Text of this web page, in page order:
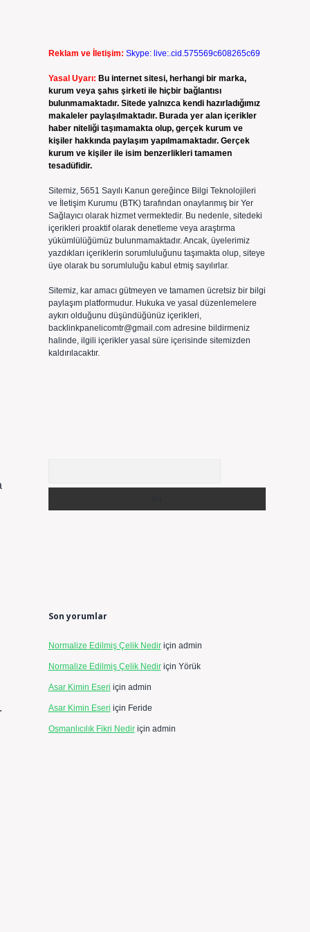
Reklam ve İletişim: Skype: live:.cid.575569c608265c69
Yasal Uyarı: Bu internet sitesi, herhangi bir marka,
kurum veya şahıs şirketi ile hiçbir bağlantısı
bulunmamaktadır. Sitede yalnızca kendi hazırladığımız
makaleler paylaşılmaktadır. Burada yer alan içerikler
haber niteliği taşımamakta olup, gerçek kurum ve
kişiler hakkında paylaşım yapılmamaktadır. Gerçek
kurum ve kişiler ile isim benzerlikleri tamamen
tesadüfidir.
Sitemiz, 5651 Sayılı Kanun gereğince Bilgi Teknolojileri
ve İletişim Kurumu (BTK) tarafından onaylanmış bir Yer
Sağlayıcı olarak hizmet vermektedir. Bu nedenle, sitedeki
içerikleri proaktif olarak denetleme veya araştırma
yükümlülüğümüz bulunmamaktadır. Ancak, üyelerimiz
yazdıkları içeriklerin sorumluluğunu taşımakta olup, siteye
üye olarak bu sorumluluğu kabul etmiş sayılırlar.
Sitemiz, kar amacı gütmeyen ve tamamen ücretsiz bir bilgi
paylaşım platformudur. Hukuka ve yasal düzenlemelere
aykırı olduğunu düşündüğünüz içerikleri,
backlinkpanelicomtr@gmail.comadresine bildirmeniz
halinde, ilgili içerikler yasal süre içerisinde sitemizden
kaldırılacaktır.
Son yorumlar
Normalize Edilmiş Çelik Nediriçin admin
Normalize Edilmiş Çelik Nediriçin Yörük
Asar Kimin Eseri için admin
Asar Kimin Eseri için Feride
Osmanlıcılık Fikri Nediriçin admin